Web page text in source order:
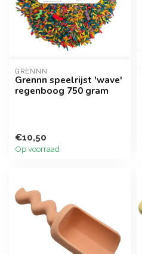
GRENNN
Grennn speelrijst 'wave'
regenboog 750 gram
€10,50
Op voorraad